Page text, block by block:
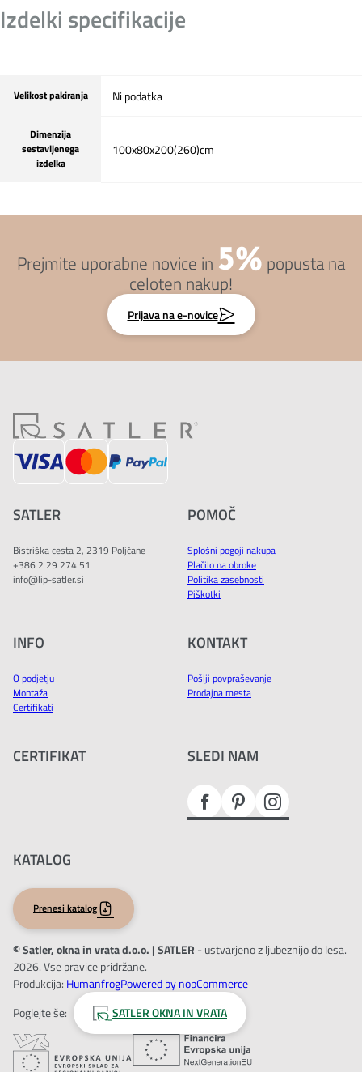
Izdelki specifikacije
Velikost pakiranja Ni podatka
Dimenzija
sestavljenega
izdelka
100x80x200(260)cm
Prejmite uporabne novice in 5% popusta na
celoten nakup!
Prijava na e-novice
SATLER
Bistriška cesta 2, 2319 Poljčane
+386 2 29 274 51
info@lip-satler.si
POMOČ
Splošni pogoji nakupa
Plačilo na obroke
Politika zasebnosti
Piškotki
INFO
O podjetju
Montaža
Certifikati
KONTAKT
Pošlji povpraševanje
Prodajna mesta
CERTIFIKAT SLEDI NAM
KATALOG
Prenesi katalog
© Satler, okna in vrata d.o.o. | SATLER - ustvarjeno z ljubeznijo do lesa.
2026. Vse pravice pridržane.
Produkcija: HumanfrogPowered by nopCommerce
Poglejte še:
SATLER OKNA IN VRATA